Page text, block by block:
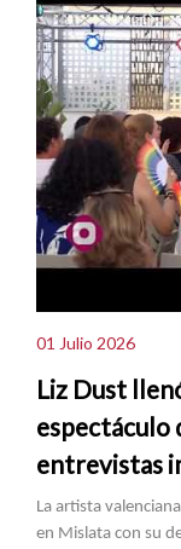
01 Julio 2026
Liz Dust
espectáculo
entrevistas
La artista
en Mislata con su